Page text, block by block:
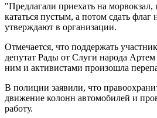
"Предлагали приехать на морвокзал,
кататься пустым, а потом сдать флаг
утверждают в организации.
Отмечается, что поддержать
депутат Рады от Слуги народа
ним и активистами произошла
В полиции заявили, что
движение колонн автомобилей и
работу.